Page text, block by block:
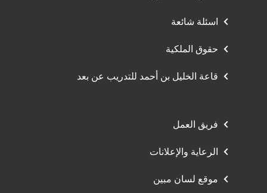
اسئلة شائعة
حقوق الملكية
قاعة الخليل بن أحمد للتدريب عن بعد
فريق العمل
الرعاية والإعلانات
موقع لسان مبين